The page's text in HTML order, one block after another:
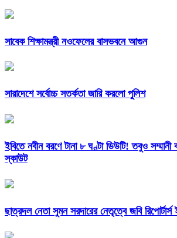
সাবেক শিক্ষামন্ত্রী নওফেলের বাসভবনে আগুন
সারাদেশে সর্বোচ্চ সতর্কতা জারি করলো পুলিশ
ইবিতে নবীন বরণে টানা ৮ ঘণ্টা ডিউটি! তবুও সম্মানী
স্কাউট
ছাত্রদল নেতা সুমন সরদারের নেতৃত্বে জবি রিপোর্টার্স